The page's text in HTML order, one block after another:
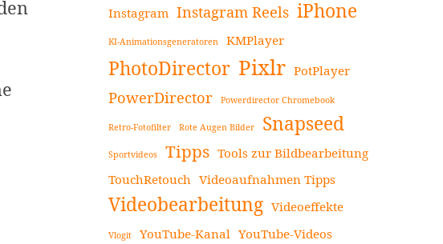
Instagram Instagram Reels iPhone
KI-Animationsgeneratoren KMPlayer
PhotoDirector Pixlr PotPlayer
PowerDirector Powerdirector Chromebook
Retro-Fotofilter Rote Augen Bilder Snapseed
Sportvideos Tipps Tools zur Bildbearbeitung
TouchRetouch
Videoaufnahmen Tipps
Videobearbeitung Videoeffekte
Vlogit YouTube-Kanal YouTube-Videos